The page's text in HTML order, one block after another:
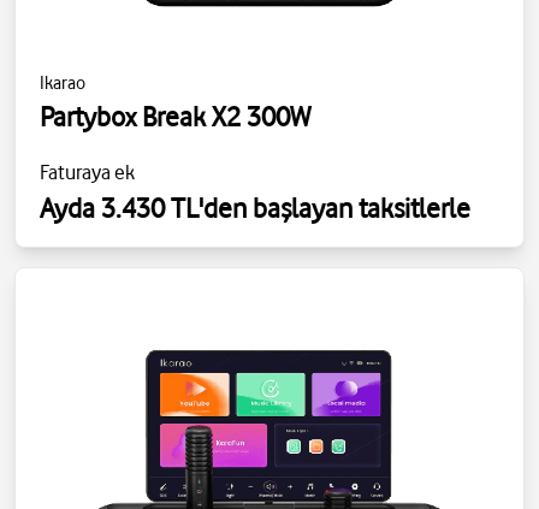
Ikarao
Partybox Break X2 300W
Faturaya ek
Ayda 3.430 TL'den başlayan taksitlerle